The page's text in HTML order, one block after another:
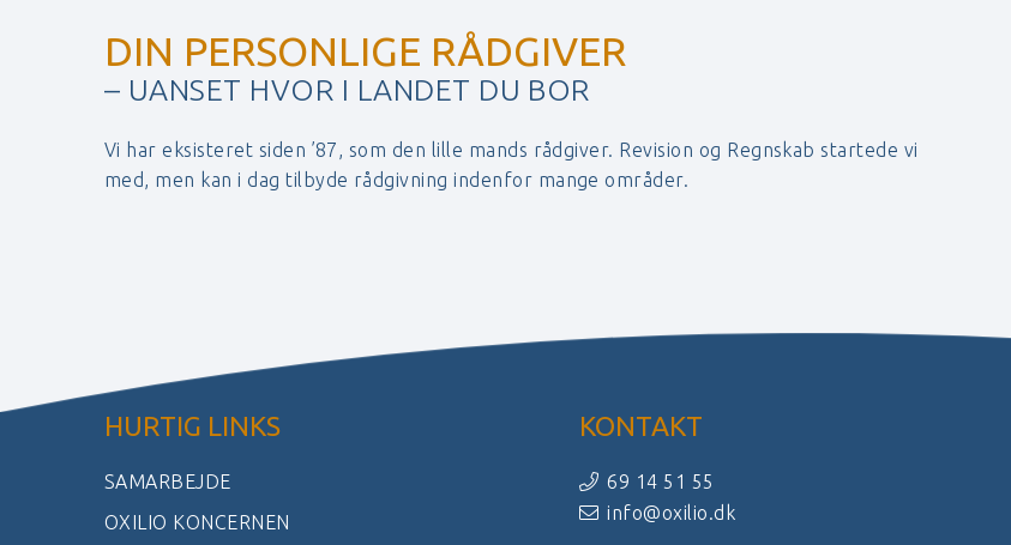
DIN PERSONLIGE RÅDGIVER
– UANSET HVOR I LANDET DU BOR
Vi har eksisteret siden ’87, som den lille mands rådgiver. Revision og Regnskab startede vi
med, men kan i dag tilbyde rådgivning indenfor mange områder.
HURTIG LINKS
SAMARBEJDE
OXILIO KONCERNEN
KONTAKT
69 14 51 55
info@oxilio.dk